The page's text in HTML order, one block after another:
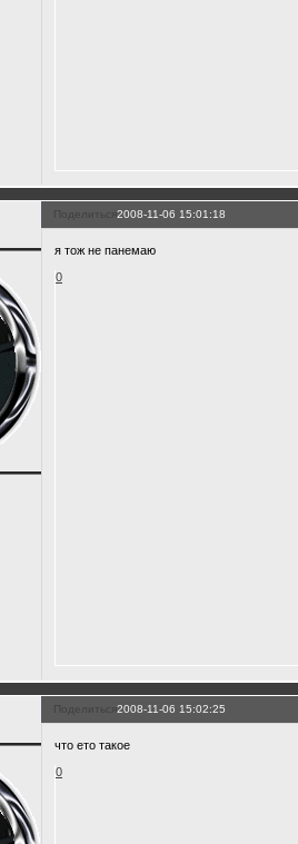
Поделиться2008-11-06 15:01:18
я тож не панемаю
0
Поделиться2008-11-06 15:02:25
что ето такое
0